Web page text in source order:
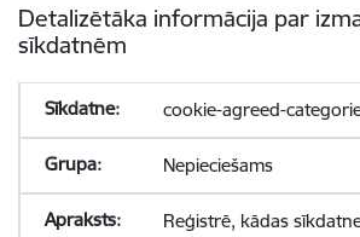
Detalizētāka informācija par
sīkdatnēm
cookie-agreed-
Nepieciešams
Reģistrē, kādas